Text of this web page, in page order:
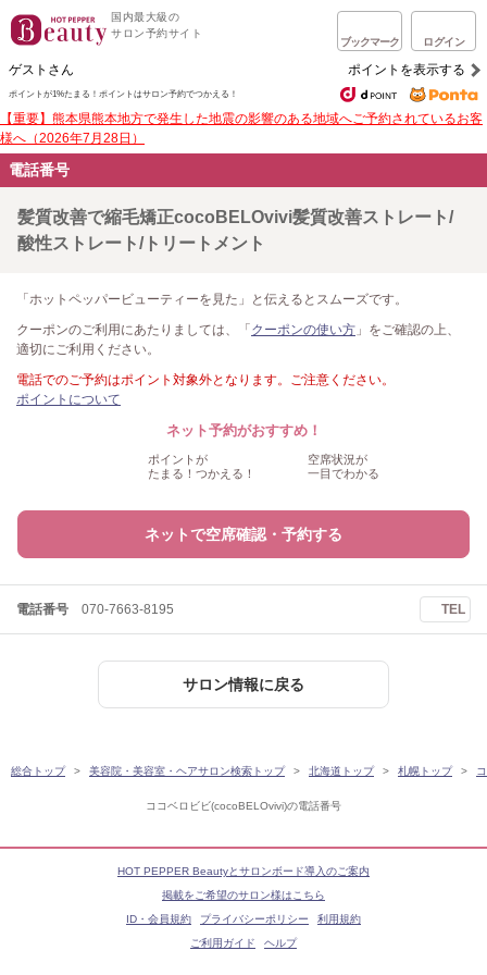
国内最大級の
サロン予約サイト
ブックマーク ログイン
ゲストさん ポイントを表示する
ポイントが1%たまる！ ポイントはサロン予約でつかえる！
【重要】熊本県熊本地方で発生した地震の影響のある地域へご予約されているお客
様へ（2026年7月28日）
電話番号
ココベロビビ(cocoBELOvivi)の電話番号
髪質改善で縮毛矯正cocoBELOvivi髪質改善ストレート/
酸性ストレート/トリートメント
「ホットペッパービューティーを見た」と伝えるとスムーズです。
クーポンのご利用にあたりましては、「 クーポンの使い方 」をご確認の上、
適切にご利用ください。
電話でのご予約はポイント対象外となります。ご注意ください。
ポイントについて
ネット予約がおすすめ！
ポイントが
たまる！つかえる！
空席状況が
一目でわかる
ネットで空席確認・予約する
電話番号 070-7663-8195 TEL
サロン情報に戻る
総合トップ 美容院・美容室・ヘアサロン検索トップ 北海道トップ 札幌トップ
HOT PEPPER Beautyとサロンボード導入のご案内
掲載をご希望のサロン様はこちら
ID・会員規約
プライバシーポリシー
利用規約
ご利用ガイド
ヘルプ